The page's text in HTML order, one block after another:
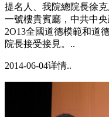
提名人、我院總院長徐
一號樓貴賓廳，中共中
2O13全國道德模範和道
院長接受接見。..
2014-06-04详情..